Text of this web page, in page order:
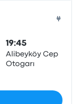
19:45
Alibeyköy Cep
Otogarı